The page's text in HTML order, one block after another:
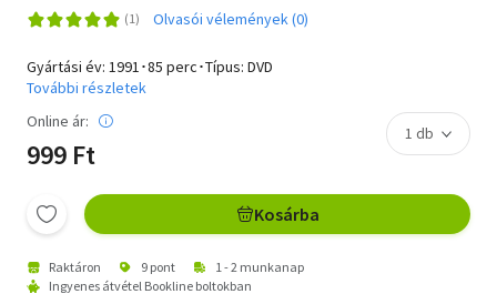
Vallás
Olvasói vélemények (0)
Gyártási év: 1991･85 perc･Típus: DVD
További részletek
Online ár:
999 Ft
Kosárba
Raktáron 9 pont
1 - 2 munkanap
Ingyenes átvétel Bookline boltokban